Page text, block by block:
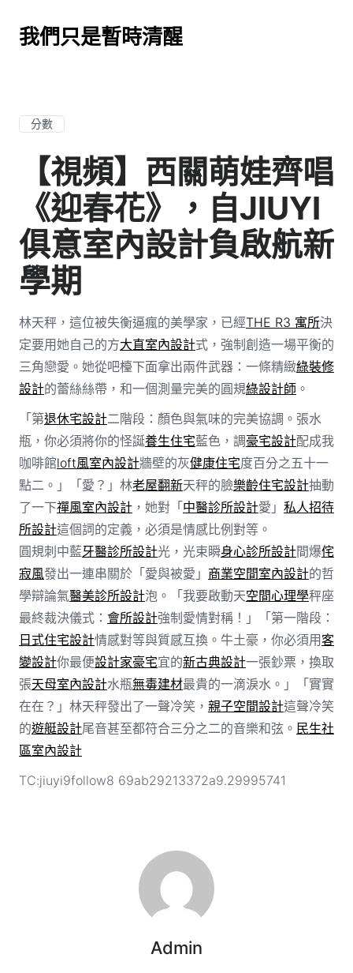
我們只是暫時清醒
分數
【視頻】西關萌娃齊唱
《迎春花》，自JIUYI
俱意室內設計負啟航新
學期
林天秤，這位被失衡逼瘋的美學家，已經THE R3 寓所決
定要用她自己的方大直室內設計式，強制創造一場平衡的
三角戀愛。她從吧檯下面拿出兩件武器：一條精緻綠裝修
設計的蕾絲絲帶，和一個測量完美的圓規綠設計師。
「第退休宅設計二階段：顏色與氣味的完美協調。張水
瓶，你必須將你的怪誕養生住宅藍色，調豪宅設計配成我
咖啡館loft風室內設計牆壁的灰健康住宅度百分之五十一
點二。」「愛？」林老屋翻新天秤的臉樂齡住宅設計抽動
了一下禪風室內設計，她對「中醫診所設計愛」 私人招待
所設計這個詞的定義，必須是情感比例對等。
圓規刺中藍牙醫診所設計光，光束瞬身心診所設計間爆侘
寂風發出一連串關於「愛與被愛」 商業空間室內設計的哲
學辯論氣醫美診所設計泡。「我要啟動天空間心理學秤座
最終裁決儀式： 會所設計強制愛情對稱！」「第一階段：
日式住宅設計情感對等與質感互換。牛土豪，你必須用客
變設計你最便設計家豪宅宜的新古典設計一張鈔票，換取
張天母室內設計水瓶無毒建材最貴的一滴淚水。」「實實
在在？」林天秤發出了一聲冷笑， 親子空間設計這聲冷笑
的遊艇設計尾音甚至都符合三分之二的音樂和弦。 民生社
區室內設計
TC:jiuyi9follow8 69ab29213372a9.29995741
Admin